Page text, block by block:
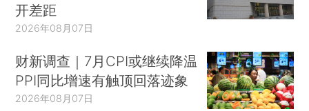
开差距
2026年08月07日
财新调查｜7月CPI或继续降温
PPI同比增速有触顶回落迹象
2026年08月07日